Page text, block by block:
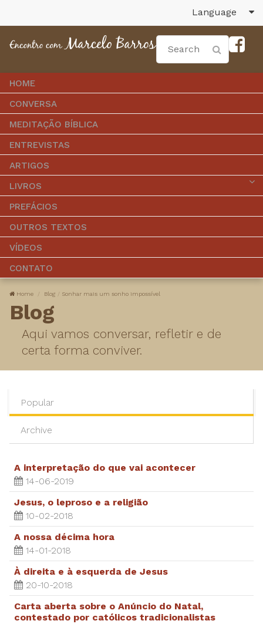
Language
HOME
CONVERSA
MEDITAÇÃO BÍBLICA
ENTREVISTAS
ARTIGOS
LIVROS
PREFÁCIOS
OUTROS TEXTOS
VÍDEOS
CONTATO
Home Blog Sonhar mais um sonho impossível
Blog
Aqui vamos conversar, refletir e de
certa forma conviver.
Popular
Archive
A interpretação do que vai acontecer
14-06-2019
Jesus, o leproso e a religião
10-02-2018
A nossa décima hora
14-01-2018
À direita e à esquerda de Jesus
20-10-2018
Carta aberta sobre o Anúncio do Natal,
contestado por católicos tradicionalistas